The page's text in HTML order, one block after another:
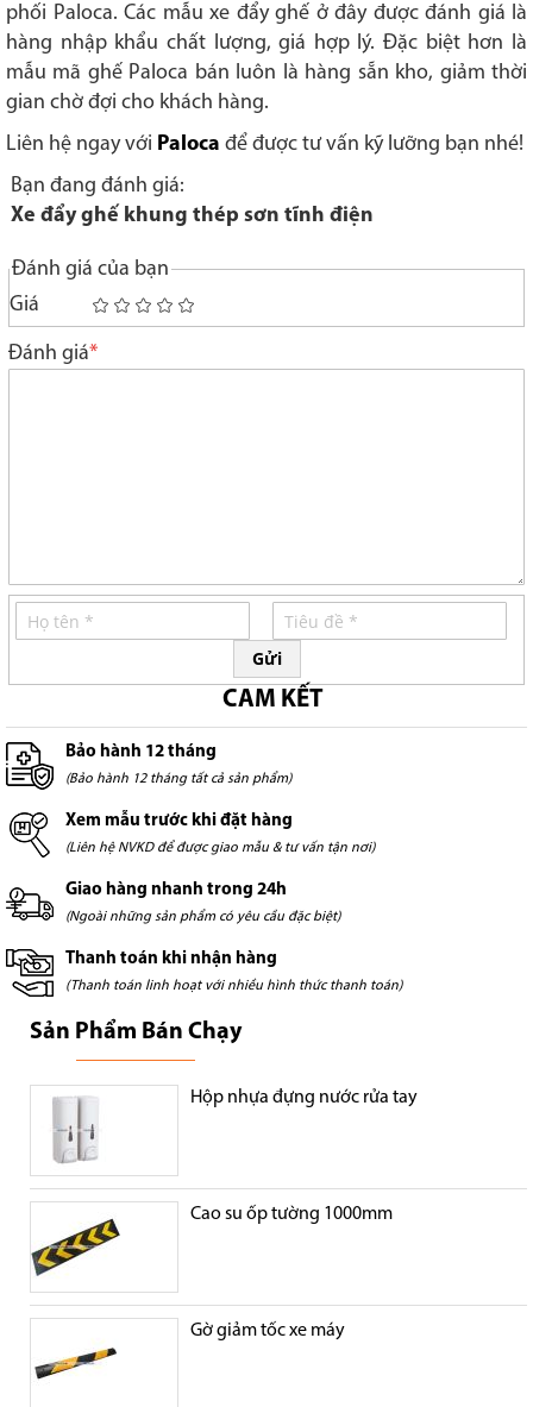
phối Paloca. Các mẫu xe đẩy ghế ở đây được đánh giá là
hàng nhập khẩu chất lượng, giá hợp lý. Đặc biệt hơn là
mẫu mã ghế Paloca bán luôn là hàng sẵn kho, giảm thời
gian chờ đợi cho khách hàng.
Liên hệ ngay với Paloca để được tư vấn kỹ lưỡng bạn nhé!
Bạn đang đánh giá:
Xe đẩy ghế khung thép sơn tĩnh điện
Đánh giá của bạn
Giá
1
star
2
stars
3
stars
4
stars
5
stars
Đánh giá
Gửi
CAM KẾT
Bảo hành 12 tháng
(Bảo hành 12 tháng tất cả sản phẩm)
Xem mẫu trước khi đặt hàng
(Liên hệ NVKD để được giao mẫu & tư vấn tận nơi)
Giao hàng nhanh trong 24h
(Ngoài những sản phẩm có yêu cầu đặc biệt)
Thanh toán khi nhận hàng
(Thanh toán linh hoạt với nhiều hình thức thanh toán)
Sản Phẩm Bán Chạy
Hộp nhựa đựng nước rửa tay
Cao su ốp tường 1000mm
Gờ giảm tốc xe máy